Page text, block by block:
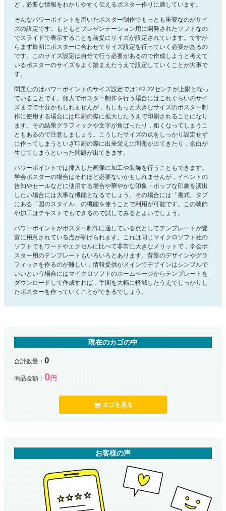
ど，必要な情報をわかりやすく伝えるポスター作りに適しています。
そんなパワーポイントを用いたポスター制作でもっとも重要なのがサイ
ズの設定です。もともとプレゼンテーション用に開発されたソフトなの
でスライドで表示することを前提にサイズが設定されています。ですか
らまず最初にポスターに合わせてサイズ設定を行っていく必要があるの
です。このサイズ設定は自分で行う必要があるので作成しようと考えて
いるポスターのサイズをよく踏まえたうえで設定していくことが大事で
す。
問題なのはパワーポイントのサイズ設定では142.22センチが上限となっ
ていることです。個人でポスター制作を行う場合にはこれぐらいのサイ
ズまでで十分かもしれませんが，もしもっと大きなサイズのポスター制
作に使用する場合には印刷の際に拡大したうえで印刷されることになり
ます。その結果グラフィックや文字が角ばったり，粗くなってしまうこ
ともあるので注意しましょう。こうしたサイズの点をしっかり設定せず
に作ってしまうといざ印刷の際に出来栄えに問題が出てきたり，余白が
生じてしまうといった問題が出てきます。
パワーポイントでは挿入した画像に加工や装飾を行うこともできます。
学会ポスターの場合はそれほど必要ないかもしれませんが，イベントの
告知やセールなどに使用する場合や華やかな印象・ポップな印象を演出
したい場合には大事な機能となるでしょう。その場合には「書式」タブ
にある「図のスタイル」の機能を使うことで利用が可能です。この装飾
や加工はテキストでもできるので試してみるとよいでしょう。
パワーポイントがポスター制作に適している点としてテンプレートが豊
富に用意されている点が挙げられます。これは同じマイクロソフト社の
ソフトでもワードやエクセルに比べて非常に大きなメリットで，学会ポ
スター用のテンプレートもいろいろとあります。背景のデザインやグラ
フィックを作るのが難しい，情報提供がメインでデザインはシンプルで
いいという場合にはマイクロソフトのホームページからテンプレートを
ダウンロードして作成すれば，手間を大幅に軽減したうえでしっかりし
たポスターを作っていくことができるでしょう。
現在のカゴの中
合計数量： 0
商品金額： 0円
カゴを見る
お客様の声